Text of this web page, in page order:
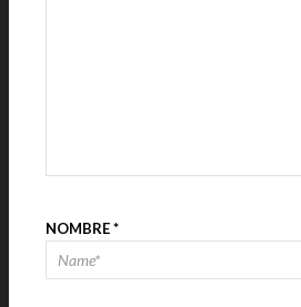
NOMBRE*